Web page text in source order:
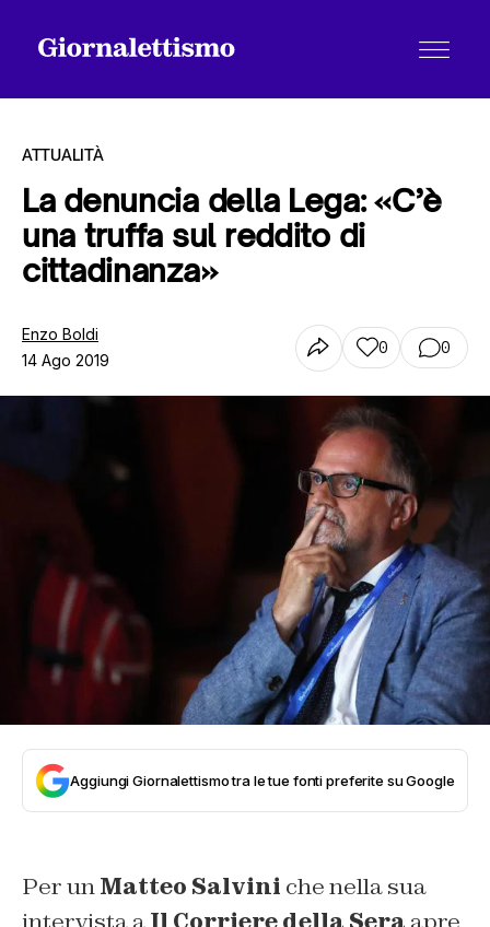
Tutti gli articoli
Chi siamo
ATTUALITÀ
La denuncia della Lega: «C’è
una truffa sul reddito di
cittadinanza»
Enzo Boldi
14 Ago 2019
0 0
Aggiungi Giornalettismo tra le tue fonti preferite su Google
Per unMatteo Salvini che nella sua